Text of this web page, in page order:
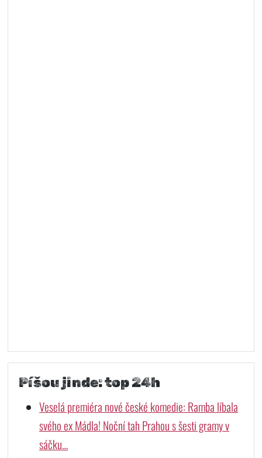
Píšou jinde: top 24h
Veselá premiéra nové české komedie: Ramba líbala
svého ex Mádla! Noční tah Prahou s šesti gramy v
sáčku…